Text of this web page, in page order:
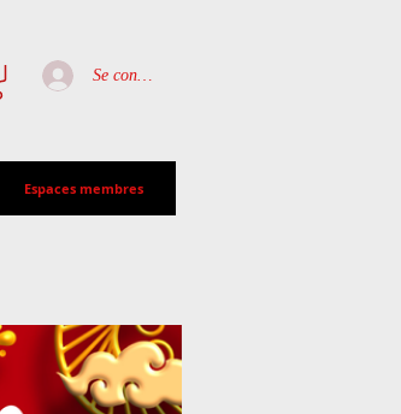
Se connecter
Espaces membres